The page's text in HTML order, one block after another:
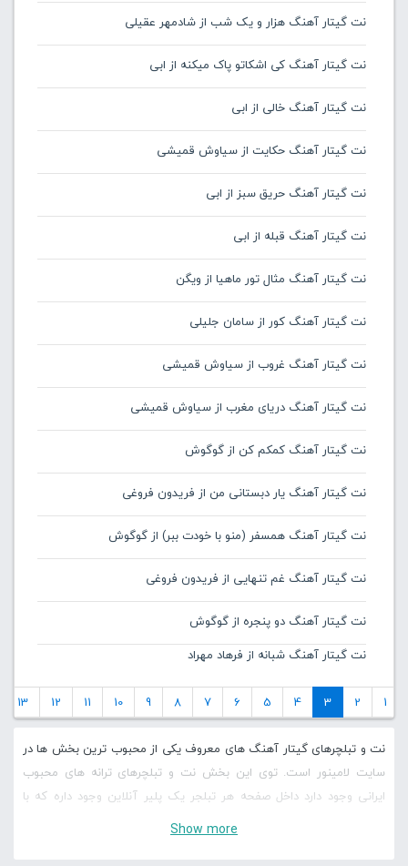
نت گیتار آهنگ هزار و یک شب از شادمهر عقیلی
نت گیتار آهنگ کی اشکاتو پاک میکنه از ابی
نت گیتار آهنگ خالی از ابی
نت گیتار آهنگ حکایت از سیاوش قمیشی
نت گیتار آهنگ حریق سبز از ابی
نت گیتار آهنگ قبله از ابی
نت گیتار آهنگ مثال تور ماهیا از ویگن
نت گیتار آهنگ کور از سامان جلیلی
نت گیتار آهنگ غروب از سیاوش قمیشی
نت گیتار آهنگ دریای مغرب از سیاوش قمیشی
نت گیتار آهنگ کمکم کن از گوگوش
نت گیتار آهنگ یار دبستانی من از فریدون فروغی
نت گیتار آهنگ همسفر (منو با خودت ببر) از گوگوش
نت گیتار آهنگ غم تنهایی از فریدون فروغی
نت گیتار آهنگ دو پنجره از گوگوش
نت گیتار آهنگ شبانه از فرهاد مهراد
1
2
3
4
5
6
7
8
9
10
11
12
13
نت و تبلچرهای گیتار آهنگ های معروف یکی از محبوب ترین بخش ها در
سایت لامینور است. توی این بخش نت و تبلچرهای ترانه های محبوب
ایرانی وجود دارد داخل صفحه هر تبلجر یک پلیر آنلاین وجود داره که با
کمک آن می توانید تبلچر رو به صورت آنلاین اجرا کنید، لاین های مختلف
Show more